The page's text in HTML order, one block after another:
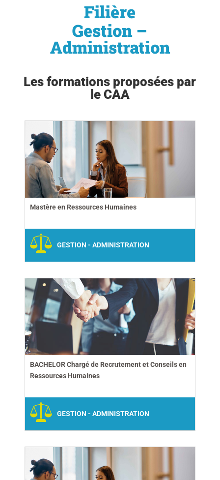
Filière
Gestion –
Administration
Les formations proposées par
le CAA
Mastère en Ressources Humaines
GESTION - ADMINISTRATION
BACHELOR Chargé de Recrutement et Conseils en
Ressources Humaines
GESTION - ADMINISTRATION